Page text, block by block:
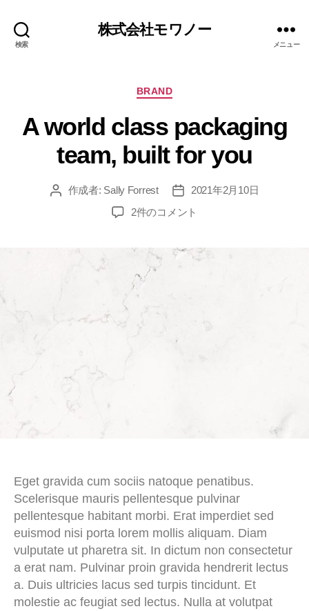
検索
株式会社モワノー
メニュー
BRAND
A world class packaging
team, built for you
作成者: Sally Forrest
2021年2月10日
2件のコメント
Eget gravida cum sociis natoque penatibus.
Scelerisque mauris pellentesque pulvinar
pellentesque habitant morbi. Erat imperdiet sed
euismod nisi porta lorem mollis aliquam. Diam
vulputate ut pharetra sit. In dictum non consectetur
a erat nam. Pulvinar proin gravida hendrerit lectus
a. Duis ultricies lacus sed turpis tincidunt. Et
molestie ac feugiat sed lectus. Nulla at volutpat